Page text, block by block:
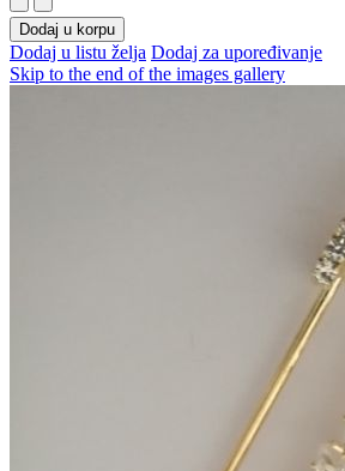
Dodaj u korpu
Dodaj u listu želja Dodaj za upoređivanje
Skip to the end of the images gallery